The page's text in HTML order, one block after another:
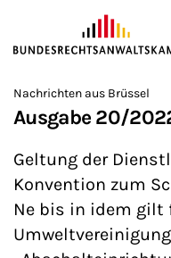
ZUM HAUPTINHALT
Sie befinden sich hier:
>
Startseite
>
Newsroom
Nachrichten aus Brüssel
Ausgabe 20/
Geltung der
Konvention zum
Ne bis in idem gilt